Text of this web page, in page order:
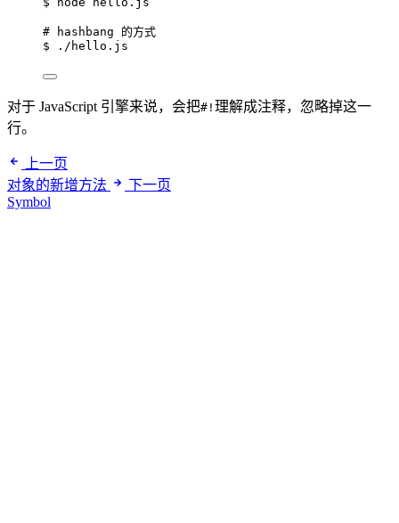
# hashbang 的方式
$
./hello.js
对于 JavaScript 引擎来说，会把#! 理解成注释，忽略掉这一
行。
上一页
对象的新增方法
下一页
Symbol